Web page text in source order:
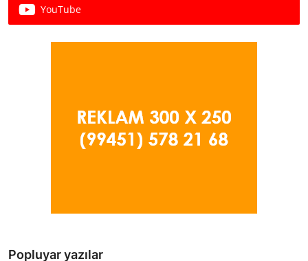
YouTube
Popluyar yazılar